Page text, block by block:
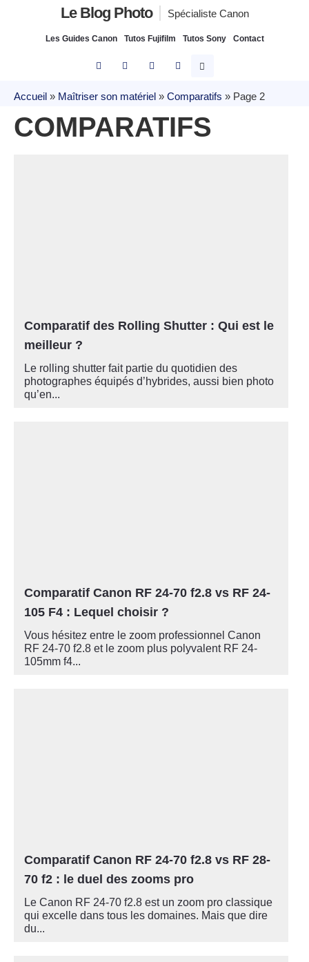
Le Blog Photo Spécialiste Canon
Les Guides Canon Tutos Fujifilm Tutos Sony Contact
Accueil » Maîtriser son matériel » Comparatifs » Page 2
COMPARATIFS
Comparatif des Rolling Shutter : Qui est le
meilleur ?
Le rolling shutter fait partie du quotidien des
photographes équipés d’hybrides, aussi bien photo
qu’en...
Comparatif Canon RF 24-70 f2.8 vs RF 24-
105 F4 : Lequel choisir ?
Vous hésitez entre le zoom professionnel Canon
RF 24-70 f2.8 et le zoom plus polyvalent RF 24-
105mm f4...
Comparatif Canon RF 24-70 f2.8 vs RF 28-
70 f2 : le duel des zooms pro
Le Canon RF 24-70 f2.8 est un zoom pro classique
qui excelle dans tous les domaines. Mais que dire
du...